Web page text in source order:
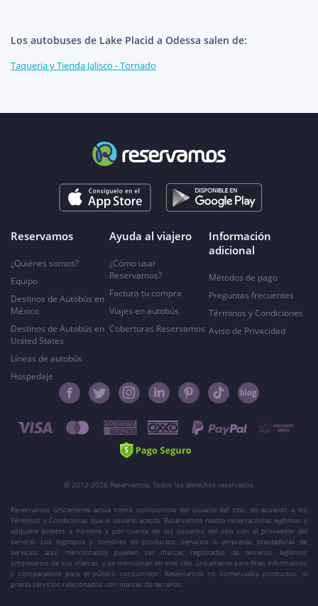
Los autobuses de Lake Placid a Odessa salen de:
Taqueria y Tienda Jalisco - Tornado
Reservamos
¿Quiénes somos?
Equipo
Destinos de Autobús en
México
Destinos de Autobús en
United States
Líneas de autobús
Hospedaje
Ayuda al viajero
¿Cómo usar
Reservamos?
Factura tu compra
Viajes en autobús
Coberturas Reservamos
Información
adicional
Métodos de pago
Preguntas frecuentes
Términos y Condiciones
Aviso de Privacidad
© 2012-2026 Reservamos. Todos los derechos reservados.
Reservamos únicamente actúa como comisionista del usuario del sitio, de acuerdo a los
Términos y Condiciones que el usuario acepta. Reservamos realiza reservaciones legítimas y
adquiere boletos a nombre y por cuenta de los usuarios del sitio con el proveedor del
servicio. Los logotipos y nombres de productos, servicios o empresas prestadoras de
servicios aquí mencionados pueden ser marcas registradas de terceros, legítimos
propietarios de sus marcas, y se mencionan en este sitio únicamente para fines informativos
y comparativos para el público consumidor. Reservamos no comercializa productos, ni
presta servicios relacionados con marcas de terceros.